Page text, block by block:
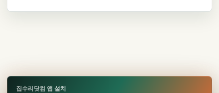
집수리닷컴 앱 설치